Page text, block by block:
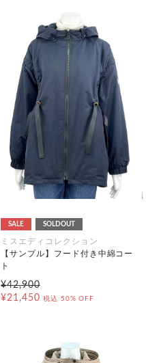
SALE SOLDOUT
ミスエディコレクション
【サンプル】フード付き中綿コー
ト
¥42,900
¥21,450 税込 50% OFF